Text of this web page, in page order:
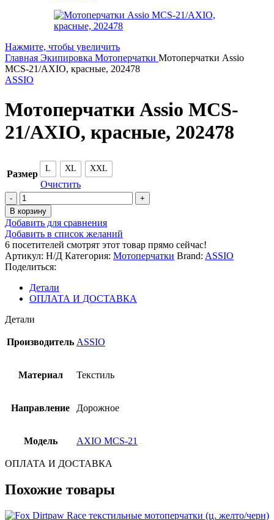
Нажмите, чтобы увеличить
Главная Экипировка Мотоперчатки Мотоперчатки Assio
MCS-21/AXIO, красные, 202478
ASSIO
Мотоперчатки Assio MCS-
21/AXIO, красные, 202478
Размер L XL XXL
Очистить
Количество
товара
Мотоперчатки
Assio
MCS-
21/AXIO,
красные,
202478
В корзину
Добавить для сравнения
Добавить в список желаний
6 посетителей смотрят этот товар прямо сейчас!
Артикул: Н/Д Категория: Мотоперчатки Brand: ASSIO
Поделиться:
Детали
ОПЛАТА И ДОСТАВКА
Детали
Производитель ASSIO
Материал Текстиль
Направление Дорожное
Модель AXIO MCS-21
ОПЛАТА И ДОСТАВКА
Похожие товары